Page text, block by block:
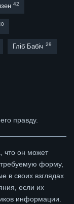
42
Гліб Бабіч 29
правду.
что он может
форму,
в своих взглядах
если их
информации.